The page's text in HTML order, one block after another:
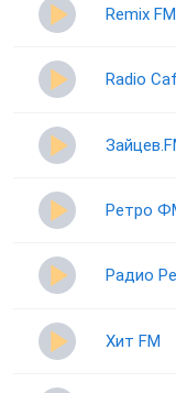
Remix FM
Radio
Ретро
Радио
Хит FM